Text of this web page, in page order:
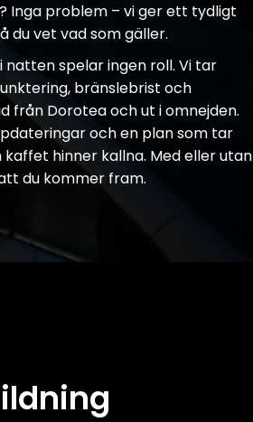
Inga problem – vi ger ett tydligt
du vet vad som gäller.
spelar ingen roll. Vi tar
bränslebrist och
från Dorotea och ut i omnejden.
och en plan som tar
hinner kallna. Med eller utan
du kommer fram.